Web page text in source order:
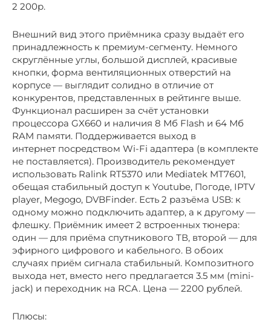
2 200р.
Внешний вид этого приёмника сразу выдаёт его
принадлежность к премиум-сегменту. Немного
скруглённые углы, большой дисплей, красивые
кнопки, форма вентиляционных отверстий на
корпусе — выглядит солидно в отличие от
конкурентов, представленных в рейтинге выше.
Функционал расширен за счёт установки
процессора GX660 и наличия 8 Мб Flash и 64 Мб
RAM памяти. Поддерживается выход в
интернет посредством Wi-Fi адаптера (в комплекте
не поставляется). Производитель рекомендует
использовать Ralink RT5370 или Mediatek MT7601,
обещая стабильный доступ к Youtube, Погоде, IPTV
player, Megogo, DVBFinder. Есть 2 разъёма USB: к
одному можно подключить адаптер, а к другому —
флешку. Приёмник имеет 2 встроенных тюнера:
один — для приёма спутникового ТВ, второй — для
эфирного цифрового и кабельного. В обоих
случаях приём сигнала стабильный. Композитного
выхода нет, вместо него предлагается 3.5 мм (mini-
jack) и переходник на RCA. Цена — 2200 рублей.
Плюсы: